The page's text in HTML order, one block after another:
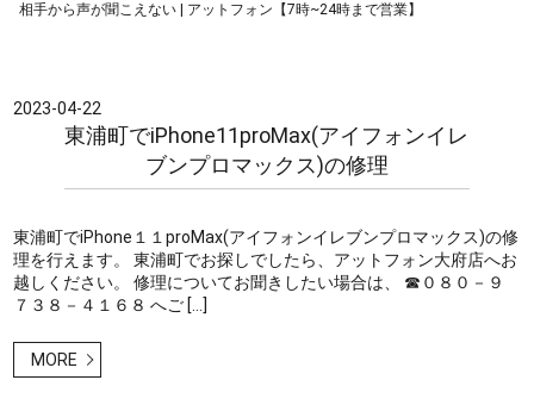
相手から声が聞こえない | アットフォン【7時~24時まで営業】
2023-04-22
東浦町でiPhone11proMax(アイフォンイレ
ブンプロマックス)の修理
東浦町でiPhone１１proMax(アイフォンイレブンプロマックス)の修
理を行えます。 東浦町でお探しでしたら、アットフォン大府店へお
越しください。 修理についてお聞きしたい場合は、 ☎０８０－９
７３８－４１６８ へご […]
MORE